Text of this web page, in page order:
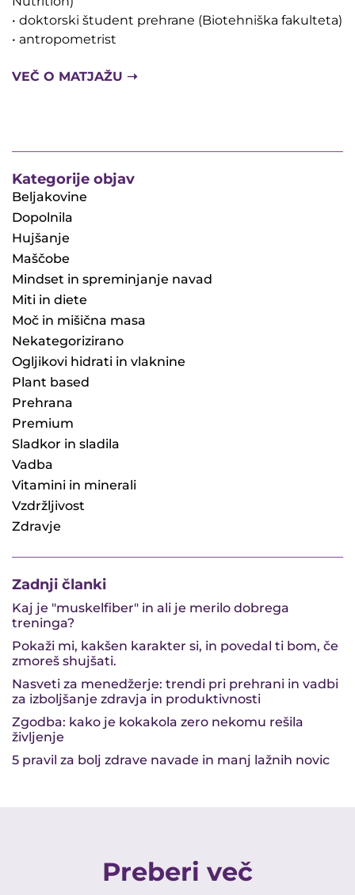
• doktorski študent prehrane (Biotehniška fakulteta)
• antropometrist
VEČ O MATJAŽU ➝
Kategorije objav
Beljakovine
Dopolnila
Hujšanje
Maščobe
Mindset in spreminjanje navad
Miti in diete
Moč in mišična masa
Nekategorizirano
Ogljikovi hidrati in vlaknine
Plant based
Prehrana
Premium
Sladkor in sladila
Vadba
Vitamini in minerali
Vzdržljivost
Zdravje
Zadnji članki
Kaj je "muskelfiber" in ali je merilo dobrega
treninga?
Pokaži mi, kakšen karakter si, in povedal ti bom, če
zmoreš shujšati.
Nasveti za menedžerje: trendi pri prehrani in vadbi
za izboljšanje zdravja in produktivnosti
Zgodba: kako je kokakola zero nekomu rešila
življenje
5 pravil za bolj zdrave navade in manj lažnih novic
Preberi več